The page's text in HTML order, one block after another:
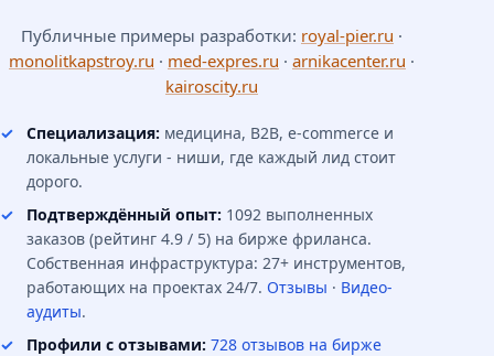
Публичные примеры разработки: royal-pier.ru ·
monolitkapstroy.ru · med-expres.ru · arnikacenter.ru ·
kairoscity.ru
Специализация: медицина, B2B, e-commerce и
локальные услуги - ниши, где каждый лид стоит
дорого.
Подтверждённый опыт: 1092 выполненных
заказов (рейтинг 4.9 / 5) на бирже фриланса.
Собственная инфраструктура: 27+ инструментов,
работающих на проектах 24/7. Отзывы · Видео-
аудиты.
Профили с отзывами: 728 отзывов на бирже